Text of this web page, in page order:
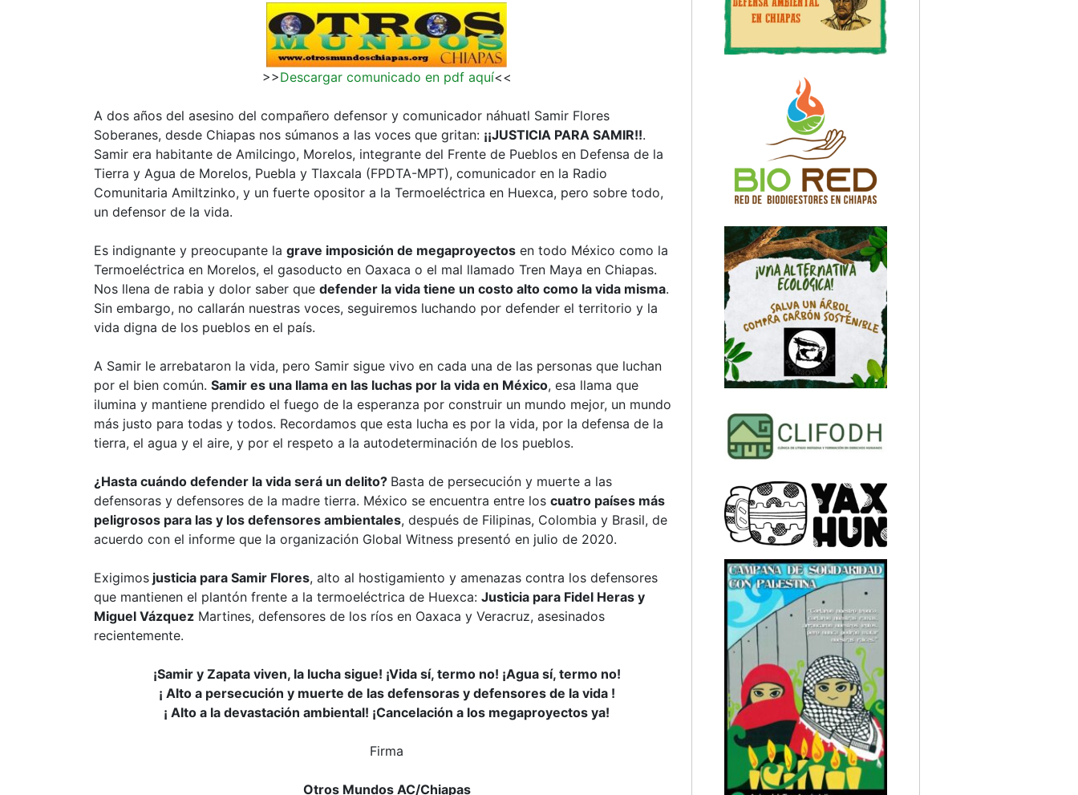
en
México
>>Descargar comunicado en pdf aquí<<
A dos años del asesino del compañero defensor y comunicador náhuatl Samir Flores
Soberanes, desde Chiapas nos súmanos a las voces que gritan: ¡¡JUSTICIA PARA SAMIR!!.
Samir era habitante de Amilcingo, Morelos, integrante del Frente de Pueblos en Defensa de la
Tierra y Agua de Morelos, Puebla y Tlaxcala (FPDTA-MPT), comunicador en la Radio
Comunitaria Amiltzinko, y un fuerte opositor a la Termoeléctrica en Huexca, pero sobre todo,
un defensor de la vida.
Es indignante y preocupante la grave imposición de megaproyectos en todo México como la
Termoeléctrica en Morelos, el gasoducto en Oaxaca o el mal llamado Tren Maya en Chiapas.
Nos llena de rabia y dolor saber que defender la vida tiene un costo alto como la vida misma.
Sin embargo, no callarán nuestras voces, seguiremos luchando por defender el territorio y la
vida digna de los pueblos en el país.
A Samir le arrebataron la vida, pero Samir sigue vivo en cada una de las personas que luchan
por el bien común. Samir es una llama en las luchas por la vida en México, esa llama que
ilumina y mantiene prendido el fuego de la esperanza por construir un mundo mejor, un mundo
más justo para todas y todos. Recordamos que esta lucha es por la vida, por la defensa de la
tierra, el agua y el aire, y por el respeto a la autodeterminación de los pueblos.
¿Hasta cuándo defender la vida será un delito? Basta de persecución y muerte a las
defensoras y defensores de la madre tierra. México se encuentra entre los cuatro países más
peligrosos para las y los defensores ambientales, después de Filipinas, Colombia y Brasil, de
acuerdo con el informe que la organización Global Witness presentó en julio de 2020.
Exigimos justicia para Samir Flores, alto al hostigamiento y amenazas contra los defensores
que mantienen el plantón frente a la termoeléctrica de Huexca: Justicia para Fidel Heras y
Miguel Vázquez Martines, defensores de los ríos en Oaxaca y Veracruz, asesinados
recientemente.
¡Samir y Zapata viven, la lucha sigue! ¡Vida sí, termo no! ¡Agua sí, termo no!
¡ Alto a persecución y muerte de las defensoras y defensores de la vida !
¡ Alto a la devastación ambiental! ¡Cancelación a los megaproyectos ya!
Firma
Otros Mundos AC/Chiapas